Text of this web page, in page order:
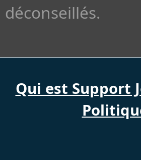
déconseillés.
Qui est Support